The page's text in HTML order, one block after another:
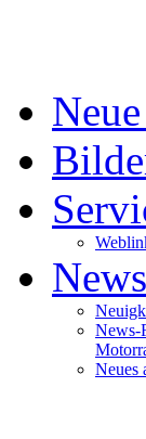
News
News-
Neues